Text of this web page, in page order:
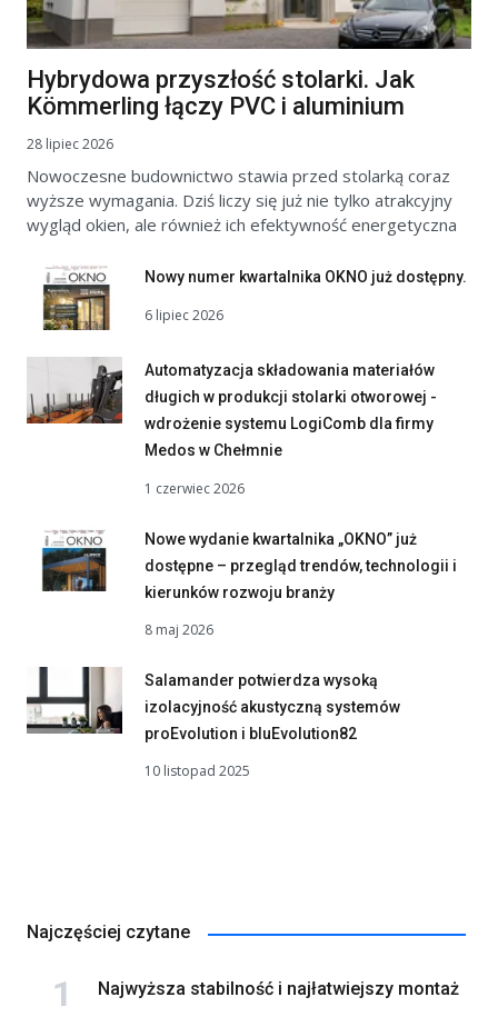
Hybrydowa przyszłość stolarki. Jak
Kömmerling łączy PVC i aluminium
28 lipiec 2026
Nowoczesne budownictwo stawia przed stolarką coraz
wyższe wymagania. Dziś liczy się już nie tylko atrakcyjny
wygląd okien, ale również ich efektywność energetyczna
Nowy numer kwartalnika OKNO już dostępny.
6 lipiec 2026
Automatyzacja składowania materiałów
długich w produkcji stolarki otworowej -
wdrożenie systemu LogiComb dla firmy
Medos w Chełmnie
1 czerwiec 2026
Nowe wydanie kwartalnika „OKNO” już
dostępne – przegląd trendów, technologii i
kierunków rozwoju branży
8 maj 2026
Salamander potwierdza wysoką
izolacyjność akustyczną systemów
proEvolution i bluEvolution82
10 listopad 2025
Najczęściej czytane
Najwyższa stabilność i najłatwiejszy montaż